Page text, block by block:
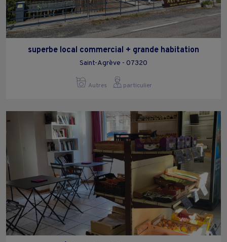
superbe local commercial + grande habitation
Saint-Agrève - 07320
Autres particulier